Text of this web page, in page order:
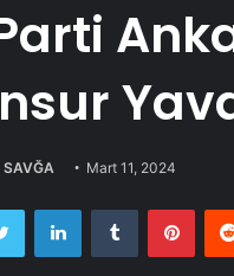
SAVĞA Mart 11, 2024
Twitter LinkedInTumblr